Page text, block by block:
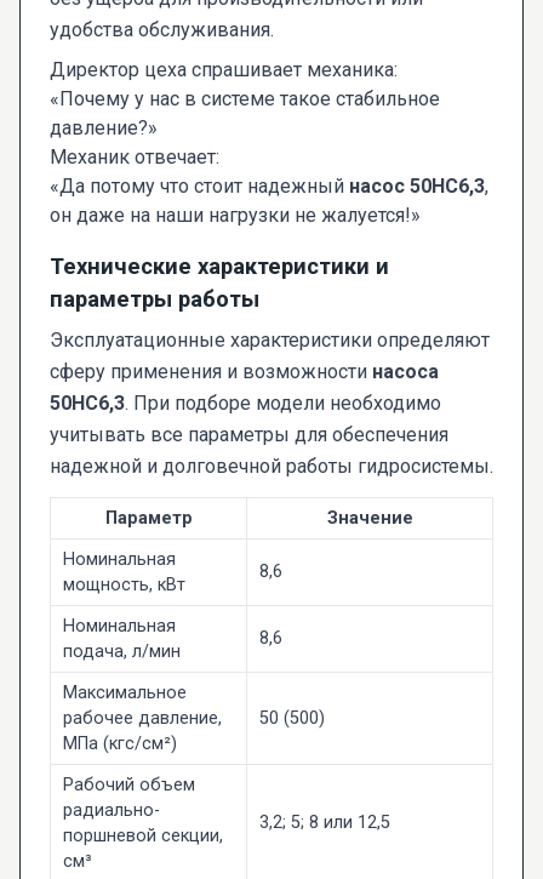
удобства обслуживания.
Директор цеха спрашивает механика:
«Почему у нас в системе такое стабильное
давление?»
Механик отвечает:
«Да потому что стоит надежный насос 50НС6,3,
он даже на наши нагрузки не жалуется!»
Технические характеристики и
параметры работы
Эксплуатационные характеристики определяют
сферу применения и возможности насоса
50НС6,3. При подборе модели необходимо
учитывать все параметры для обеспечения
надежной и долговечной работы гидросистемы.
Параметр
Значение
Номинальная
мощность, кВт
8,6
Номинальная
подача, л/мин
8,6
Максимальное
рабочее давление,
МПа (кгс/см²)
50 (500)
Рабочий объем
радиально-
поршневой секции,
см³
3,2; 5; 8 или 12,5